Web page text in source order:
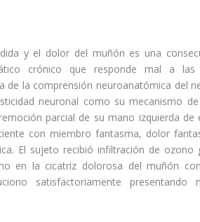
y el dolor del muñón es una
crónico que responde mal a las
de la comprensión neuroanatómica del
neuronal como su mecanismo
parcial de su mano izquierda
con miembro fantasma, dolor
El sujeto recibió infiltración de
en la cicatriz dolorosa del muñón
satisfactoriamente presentando